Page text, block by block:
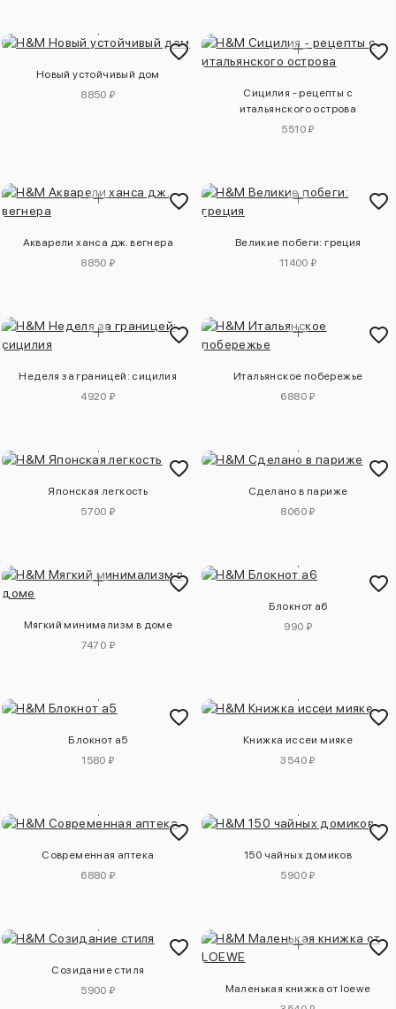
Новый устойчивый дом
8850 ₽
Сицилия - рецепты с
итальянского острова
5510 ₽
Акварели ханса дж. вегнера
8850 ₽
Великие побеги: греция
11400 ₽
Неделя за границей: сицилия
4920 ₽
Итальянское побережье
6880 ₽
Японская легкость
5700 ₽
Сделано в париже
8060 ₽
Мягкий минимализм в доме
7470 ₽
Блокнот а6
990 ₽
Блокнот а5
1580 ₽
Книжка иссеи мияке
3540 ₽
Современная аптека
6880 ₽
150 чайных домиков
5900 ₽
Созидание стиля
5900 ₽
Маленькая книжка от loewe